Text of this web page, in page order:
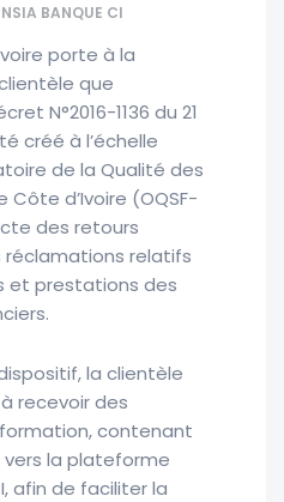
NSIA BANQUE CI
porte à la
que
N°2016-1136 du 21
créé à l’échelle
de la Qualité des
Côte d’Ivoire (OQSF-
des retours
réclamations relatifs
et prestations des
la clientèle
recevoir des
contenant
la plateforme
afin de faciliter la